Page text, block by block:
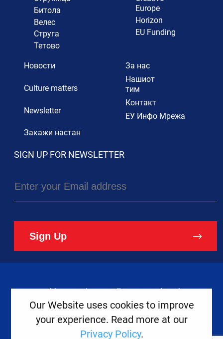
Битола
Велес
Струга
Тетово
Europe
Horizon
EU Funding
Новости
Culture matters
Newsletter
Закажи настан
За нас
Нашиот
тим
Контакт
ЕУ Инфо Мрежа
SIGN UP FOR NEWSLETTER
Sign Up
Copyright ©2026Europe House
Cookies Privacy Policy Legal Notice
Our Website uses cookies to improve
your experience. Read more at our
Privacy Policy.